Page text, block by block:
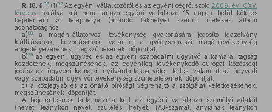
R. 18. § 96 (1)97 Az egyéni vállalkozóról és az egyéni cégről szóló 2009. évi CXV.
törvény hatálya alá nem tartozó egyéni vállalkozó 15 napon belül köteles
bejelenteni a telephelye (állandó lakhelye) szerint illetékes állami
adóhatósághoz
a)98
a magán-állatorvosi tevékenység gyakorlására jogosító igazolvány
kiállításának, bevonásának, valamint a gyógyszerészi magántevékenység
engedélyezésének, megszűnésének időpontját,
b)99 az egyéni ügyvéd és az egyéni szabadalmi ügyvivő a kamarai tagság
kezdetének, megszűnésének, az egyénileg tevékenykedő európai közösségi
jogász az ügyvédi kamarai nyilvántartásba vétel, törlés, valamint az ügyvédi
vagy szabadalmi ügyvivői tevékenység szünetelésének időpontját,
c) a közjegyző és az önálló bírósági végrehajtó a szolgálat keletkezésének,
megszűnésének időpontját.
A bejelentésnek tartalmaznia kell az egyéni vállalkozó személyi adatait
(nevét, leánykori nevét, születési helyét, TAJ-számát, anyjának leánykori